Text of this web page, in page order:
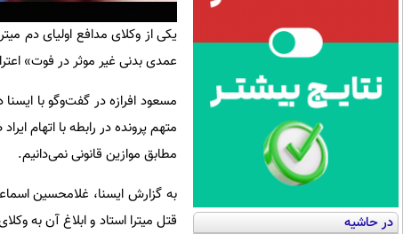
در حاشیه
یکی از وکلای مدافع اولیای دم
عمدی بدنی غیر موثر در فوت»
مسعود افرازه در گفت‌وگو با
متهم پرونده در رابطه با اتهام
مطابق موازین قانونی نمی‌دانیم.
قتل میترا استاد و ابلاغ آن به